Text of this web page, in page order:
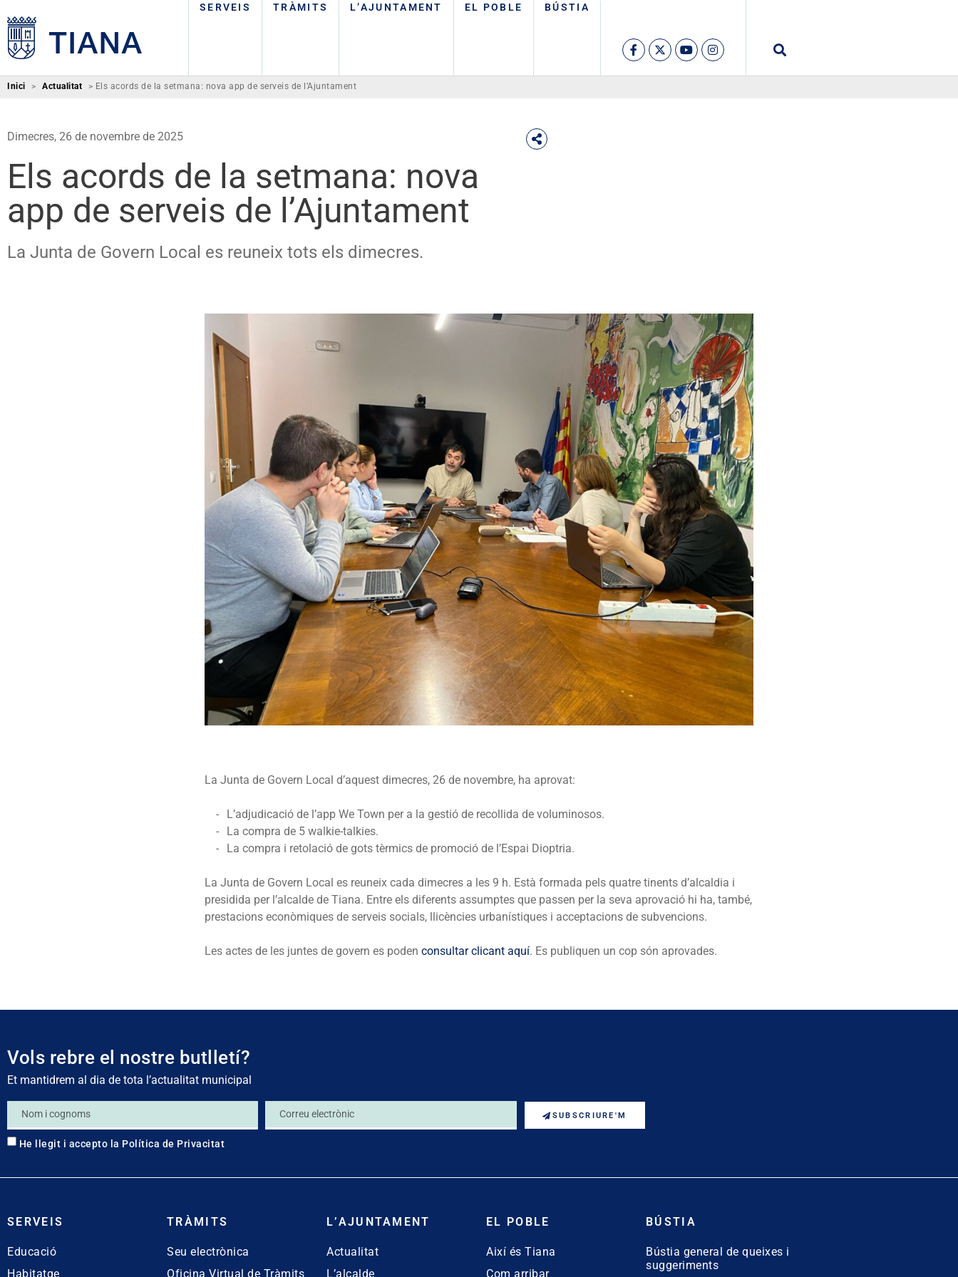
SERVEIS TRÀMITS L’AJUNTAMENT EL POBLE BÚSTIA
Inici > Actualitat > Els acords de la setmana: nova app de serveis de l’Ajuntament
Dimecres, 26 de novembre de 2025
Els acords de la setmana: nova
app de serveis de l’Ajuntament
La Junta de Govern Local es reuneix tots els dimecres.
La Junta de Govern Local d’aquest dimecres, 26 de novembre, ha aprovat:
L’adjudicació de l’app We Town per a la gestió de recollida de voluminosos.
La compra de 5 walkie-talkies.
La compra i retolació de gots tèrmics de promoció de l’Espai Dioptria.
La Junta de Govern Local es reuneix cada dimecres a les 9 h. Està formada pels quatre tinents d’alcaldia i
presidida per l’alcalde de Tiana. Entre els diferents assumptes que passen per la seva aprovació hi ha, també,
prestacions econòmiques de serveis socials, llicències urbanístiques i acceptacions de subvencions.
Les actes de les juntes de govern es poden consultar clicant aquí. Es publiquen un cop són aprovades.
Vols rebre el nostre butlletí?
Et mantidrem al dia de tota l’actualitat municipal
He llegit i accepto la Política de Privacitat
SUBSCRIURE'M
SERVEIS
Educació
Habitatge
TRÀMITS
Seu electrònica
Oficina Virtual de Tràmits
L’AJUNTAMENT
Actualitat
L’alcalde
EL POBLE
Així és Tiana
Com arribar
BÚSTIA
Bústia general de queixes i
suggeriments